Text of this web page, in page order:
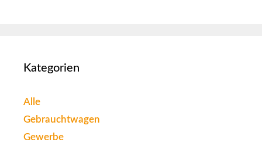
Kategorien
Alle
Gebrauchtwagen
Gewerbe